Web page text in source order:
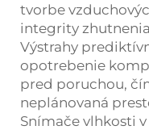
tvorbe
integrity zhutnenia
Výstrahy
opotrebenie
pred poruchou,
neplánovaná
Snímače vlhkosti